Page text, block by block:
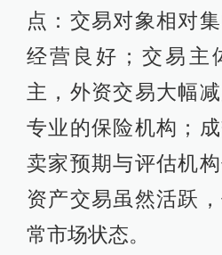
点：交易对象相对
经营良好；交易主
主，外资交易大幅
专业的保险机构；
卖家预期与评估机
资产交易虽然活跃
常市场状态。